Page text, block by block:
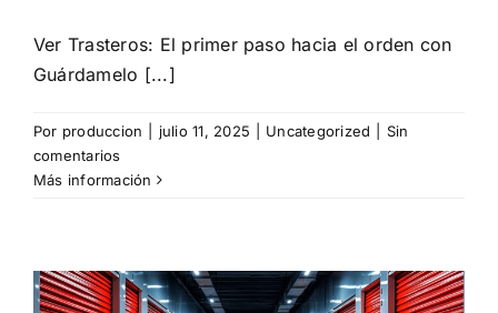
Ver Trasteros: El primer paso hacia el orden con
Guárdamelo [...]
Por produccion julio 11, 2025 Uncategorized
Sin
comentarios
Más información